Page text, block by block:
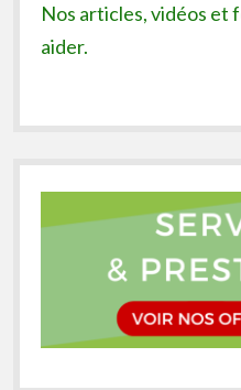
Nos articles, vidéos et
aider.